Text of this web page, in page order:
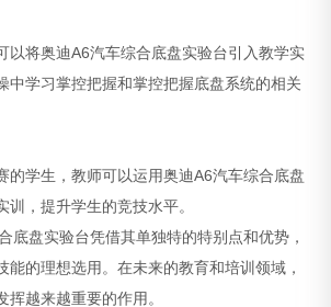
以将奥迪A6汽车综合底盘实验台引入教学实
中学习掌控把握和掌控把握底盘系统的相关
的学生，教师可以运用奥迪A6汽车综合底盘
训，提升学生的竞技水平。
底盘实验台凭借其单独特的特别点和优势，
能的理想选用。在未来的教育和培训领域，
越来越重要的作用。